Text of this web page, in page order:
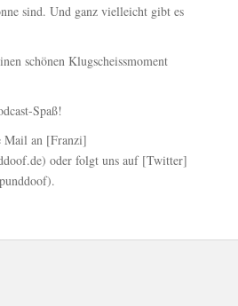
sind. Und ganz vielleicht gibt es
schönen Klugscheissmoment
Spaß!
Mail an [Franzi]
oder folgt uns auf [Twitter]